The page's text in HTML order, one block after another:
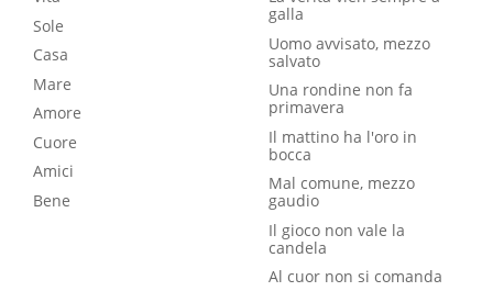
Sole
Casa
Mare
Amore
Cuore
Amici
Bene
galla
Uomo avvisato, mezzo
salvato
Una rondine non fa
primavera
Il mattino ha l'oro in
bocca
Mal comune, mezzo
gaudio
Il gioco non vale la
candela
Al cuor non si comanda